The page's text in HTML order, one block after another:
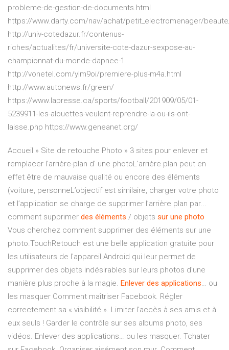
probleme-de-gestion-de-documents.html
https://www.darty.com/nav/achat/petit_electromenager/
http://univ-cotedazur.fr/contenus-
riches/actualites/fr/universite-cote-dazur-sexpose-au-
championnat-du-monde-dapnee-1
http://vonetel.com/ylm9oi/premiere-plus-m4a.html
http://www.autonews.fr/green/
https://www.lapresse.ca/sports/football/201909/05/01-
5239911-les-alouettes-veulent-reprendre-la-ou-ils-ont-
laisse.php https://www.geneanet.org/
Accueil » Site de retouche Photo » 3 sites pour enlever et
remplacer l’arrière-plan d’ une photoL’arrière plan peut en
effet être de mauvaise qualité ou encore des éléments
(voiture, personneL’objectif est similaire, charger votre photo
et l’application se charge de supprimer l’arrière plan par...
comment supprimer des éléments / objets sur une photo
Vous cherchez comment supprimer des éléments sur une
photo.TouchRetouch est une belle application gratuite pour
les utilisateurs de l'appareil Android qui leur permet de
supprimer des objets indésirables sur leurs photos d'une
manière plus proche à la magie. Enlever des applications… ou
les masquer Comment maîtriser Facebook. Régler
correctement sa « visibilité ». Limiter l'accès à ses amis et à
eux seuls ! Garder le contrôle sur ses albums photo, ses
vidéos. Enlever des applications… ou les masquer. Tchater